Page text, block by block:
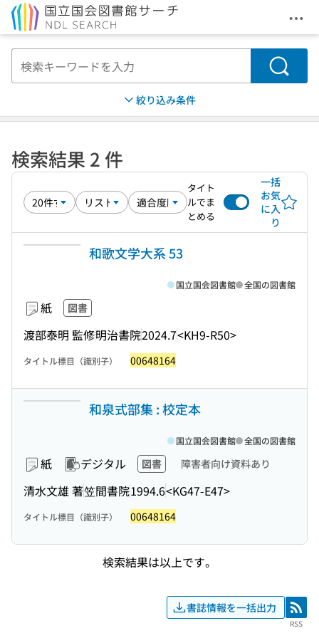
メ
検索
絞り込み条件
検索結果 2 件
タイト
ルでま
とめる
一括
お気
に入
り
和歌文学大系 53
紙 図書
渡部泰明 監修明治書院2024.7<KH9-R50>
国立国会図書館 全国の図書館
タイトル標目（識別子） 00648164
和泉式部集 : 校定本
紙 デジタル 図書 障害者向け資料あり
清水文雄 著笠間書院1994.6<KG47-E47>
国立国会図書館 全国の図書館
タイトル標目（識別子） 00648164
検索結果は以上です。
書誌情報を一括出力 RSS
RSS